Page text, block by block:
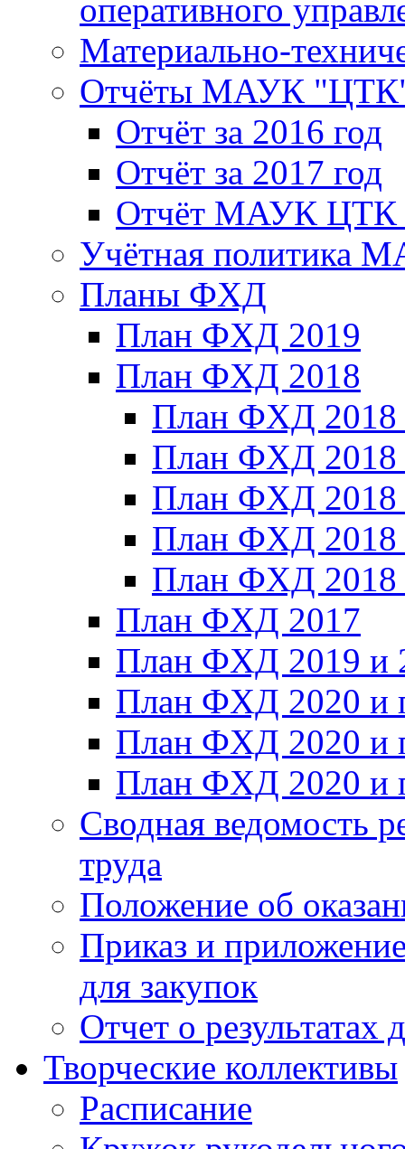
оперативного
Материально-
Отчёты МАУК
Отчёт за 2016 год
Отчёт за 2017 год
Отчёт МАУК ЦТК
Учётная политика
Планы ФХД
План ФХД 2019
План ФХД 2018
План ФХД
План ФХД
План ФХД
План ФХД
План ФХД
План ФХД 2017
План ФХД 2019 и
План ФХД 2020 и
План ФХД 2020 и
План ФХД 2020 и
Сводная ведомость
труда
Положение об
Приказ и
для закупок
Отчет о результатах
Творческие коллективы
Расписание